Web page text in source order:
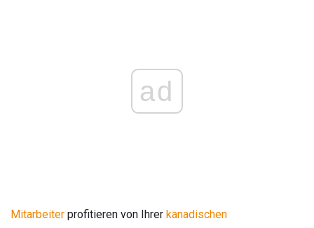
ad
Mitarbeiter profitieren von Ihrer kanadischen